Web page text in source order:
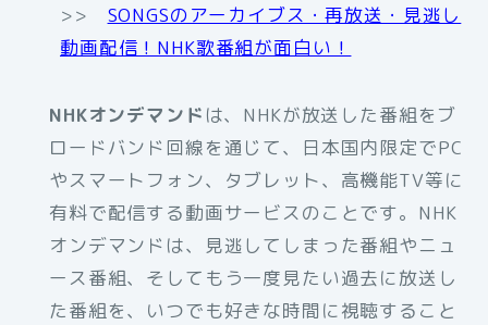
>> SONGSのアーカイブス・再放送・見逃し
動画配信！NHK歌番組が面白い！
NHKオンデマンド は、NHKが放送した番組をブ
ロードバンド回線を通じて、日本国内限定でPC
やスマートフォン、タブレット、高機能TV等に
有料で配信する動画サービスのことです。NHK
オンデマンドは、見逃してしまった番組やニュ
ース番組、そしてもう一度見たい過去に放送し
た番組を、いつでも好きな時間に視聴すること